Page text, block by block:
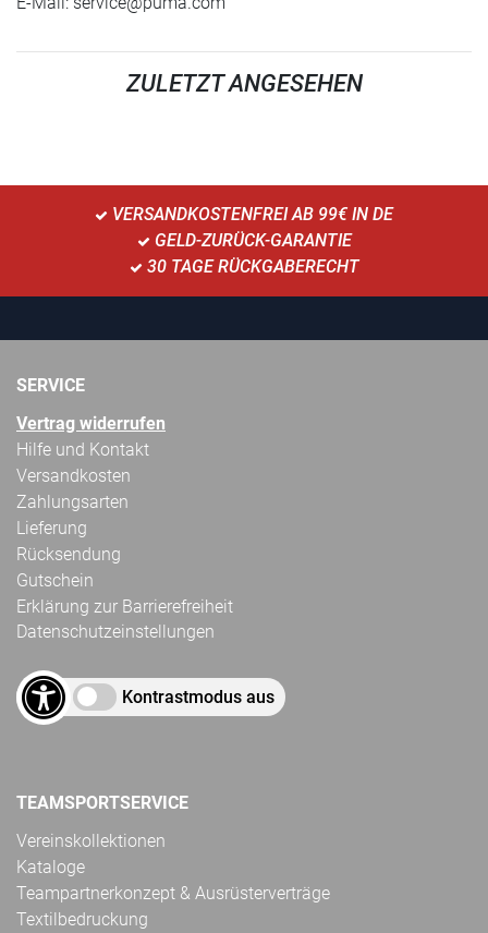
ZULETZT ANGESEHEN
VERSANDKOSTENFREI AB 99€ IN DE
GELD-ZURÜCK-GARANTIE
30 TAGE RÜCKGABERECHT
SERVICE
Vertrag widerrufen
Hilfe und Kontakt
Versandkosten
Zahlungsarten
Lieferung
Rücksendung
Gutschein
Erklärung zur Barrierefreiheit
Datenschutzeinstellungen
Kontrastmodus aus
TEAMSPORTSERVICE
Vereinskollektionen
Kataloge
Teampartnerkonzept & Ausrüsterverträge
Textilbedruckung